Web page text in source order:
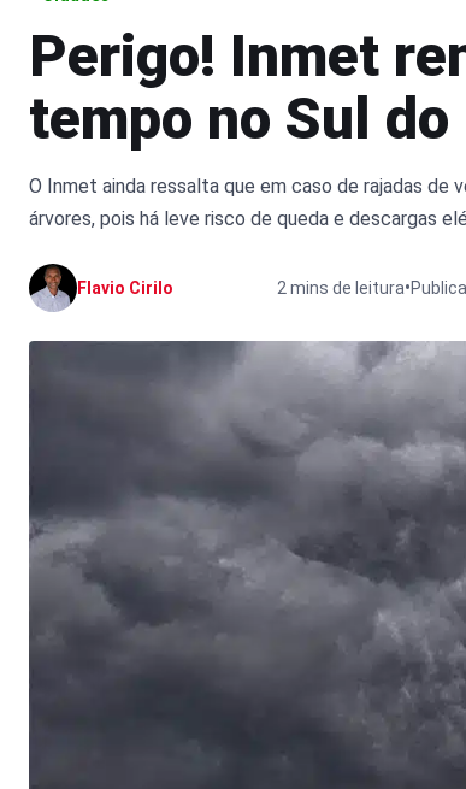
Perigo! Inmet
tempo no Sul do
O Inmet ainda ressalta que em caso de rajadas de
árvores, pois há leve risco de queda e descargas
Flavio Cirilo 2 mins de leitura•